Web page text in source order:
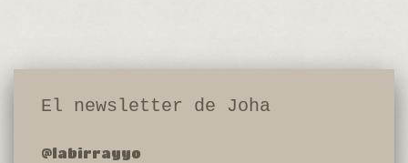
El newsletter de Joha
@labirrayyo